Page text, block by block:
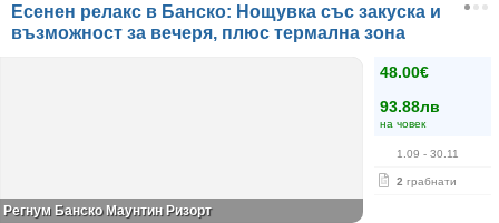
Есенен релакс в Банско: Нощувка със закуска и
възможност за вечеря, плюс термална зона
48.00€
93.88лв
на човек
1.09 - 30.11
2 грабнати
Регнум Банско Маунтин Ризорт